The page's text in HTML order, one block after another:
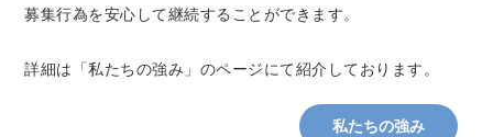
募集行為を安心して継続することができます。
詳細は「私たちの強み」のページにて紹介しております。
私たちの強み